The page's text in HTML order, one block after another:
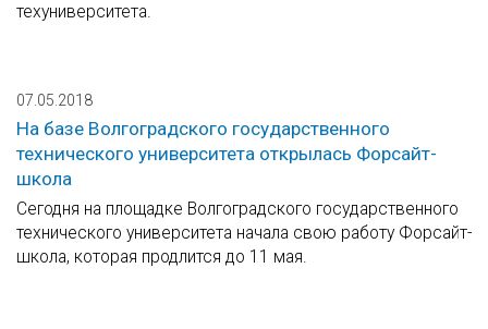
техуниверситета.
07.05.2018
На базе Волгоградского государственного
технического университета открылась Форсайт-
школа
Сегодня на площадке Волгоградского государственного
технического университета начала свою работу Форсайт-
школа, которая продлится до 11 мая.